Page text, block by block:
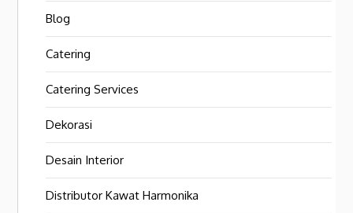
Blog
Catering
Catering Services
Dekorasi
Desain Interior
Distributor Kawat Harmonika